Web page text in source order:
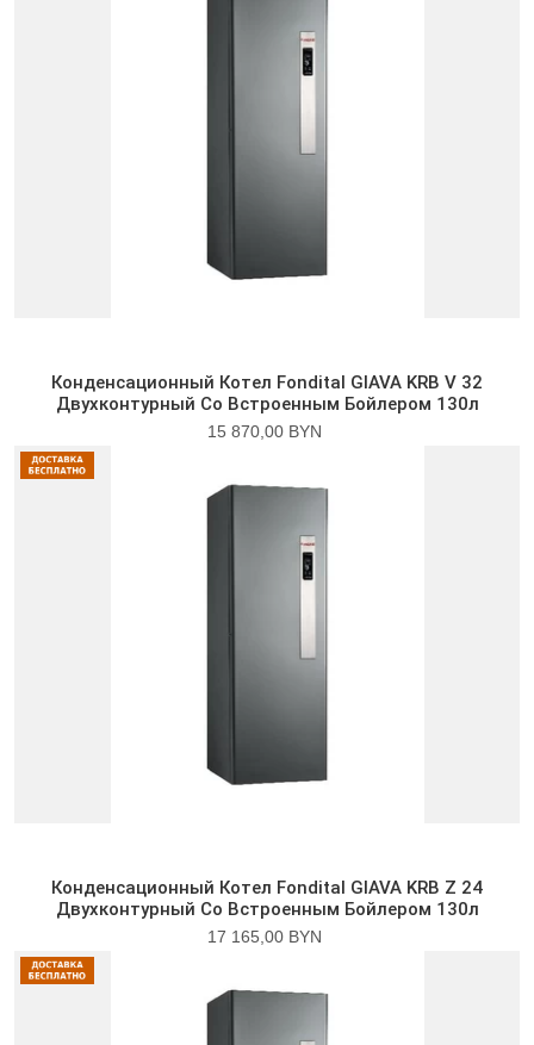
Конденсационный Котел Fondital GIAVA KRB V 32
Двухконтурный Со Встроенным Бойлером 130л
15 870,00 BYN
Конденсационный Котел Fondital GIAVA KRB Z 24
Двухконтурный Со Встроенным Бойлером 130л
17 165,00 BYN